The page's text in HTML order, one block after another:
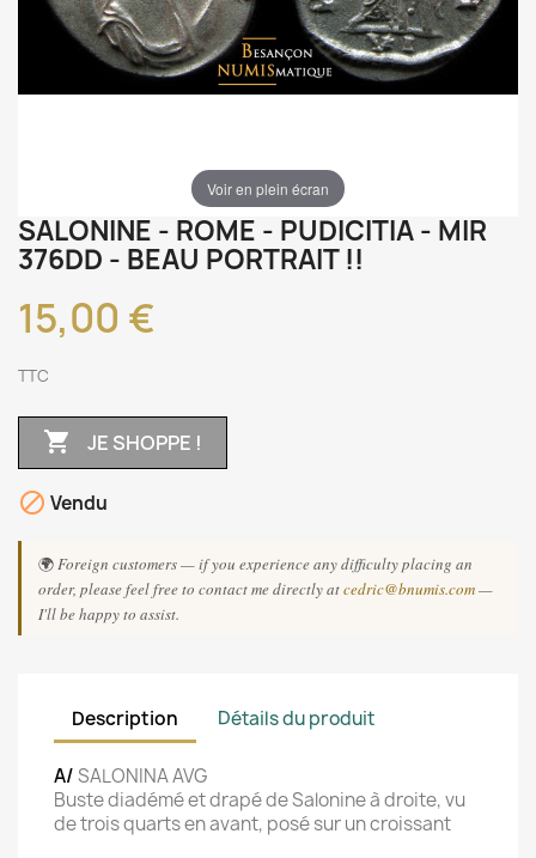
Voir en plein écran
SALONINE - ROME - PUDICITIA - MIR
376DD - BEAU PORTRAIT !!
15,00 €
TTC
 JE SHOPPE !
 Vendu
🌍Foreign customers — if you experience any difficulty placing an
order, please feel free to contact me directly atcedric@bnumis.com—
I'll be happy to assist.
Description Détails du produit
A/SALONINA AVG
Buste diadémé et drapé de Salonine à droite, vu
de trois quarts en avant, posé sur un croissant